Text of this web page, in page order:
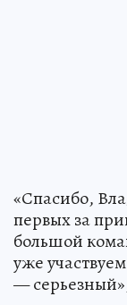
«Спасибо,
первых за
большой
уже
—